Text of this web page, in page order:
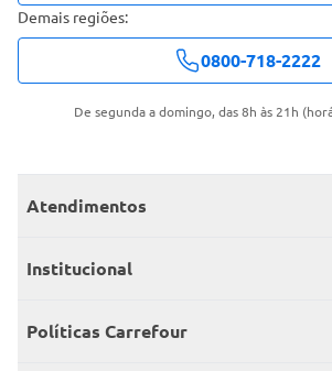
Demais regiões:
0800-718-2222
De segunda a domingo, das 8h às 21h
Atendimentos
Meus pedidos
Institucional
Grupo Carrefour Brasil
Políticas Carrefour